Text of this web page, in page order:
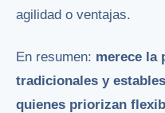
agilidad o ventajas.
En resumen: merece la
tradicionales y
quienes priorizan